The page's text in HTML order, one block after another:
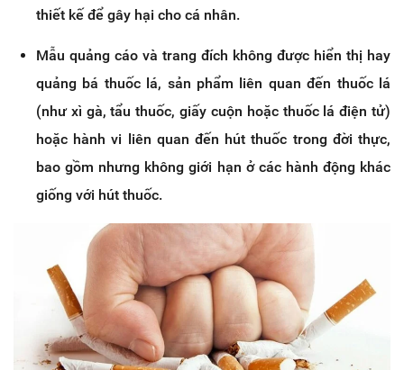
thiết kế để gây hại cho cá nhân.
Mẫu quảng cáo và trang đích không được hiển thị hay
quảng bá thuốc lá, sản phẩm liên quan đến thuốc lá
(như xì gà, tẩu thuốc, giấy cuộn hoặc thuốc lá điện tử)
hoặc hành vi liên quan đến hút thuốc trong đời thực,
bao gồm nhưng không giới hạn ở các hành động khác
giống với hút thuốc.